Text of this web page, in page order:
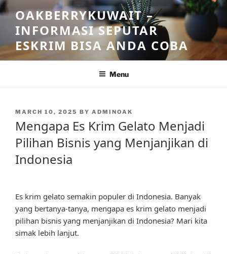
Skip
to
content
OAKBERRYKUWAIT –
INFORMASI SEPUTAR
ESKRIM BISA ANDA COBA
Menu
POSTED
MARCH 10, 2025 BY ADMINOAK
Mengapa Es Krim Gelato Menjadi
Pilihan Bisnis yang Menjanjikan di
Indonesia
Es krim gelato semakin populer di Indonesia. Banyak
yang bertanya-tanya, mengapa es krim gelato menjadi
pilihan bisnis yang menjanjikan di Indonesia? Mari kita
simak lebih lanjut.